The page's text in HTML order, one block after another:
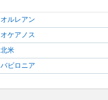
オルレアン
オケアノス
北米
バビロニア